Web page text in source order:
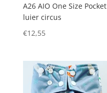
A26 AIO One Size Pocket
luier circus
€12,55